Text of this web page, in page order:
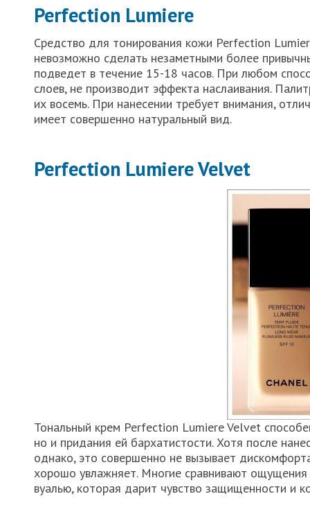
Perfection Lumiere
Средство для тонирования кожи Perfection
невозможно сделать незаметными более
подведет в течение 15-18 часов. При любом
слоев, не производит эффекта наслаивания.
их восемь. При нанесении требует внимания,
имеет совершенно натуральный вид.
Perfection Lumiere Velvet
Тональный крем Perfection Lumiere Velvet
но и придания ей бархатистости. Хотя после
однако, это совершенно не вызывает
хорошо увлажняет. Многие сравнивают ощущения
вуалью, которая дарит чувство защищенности и